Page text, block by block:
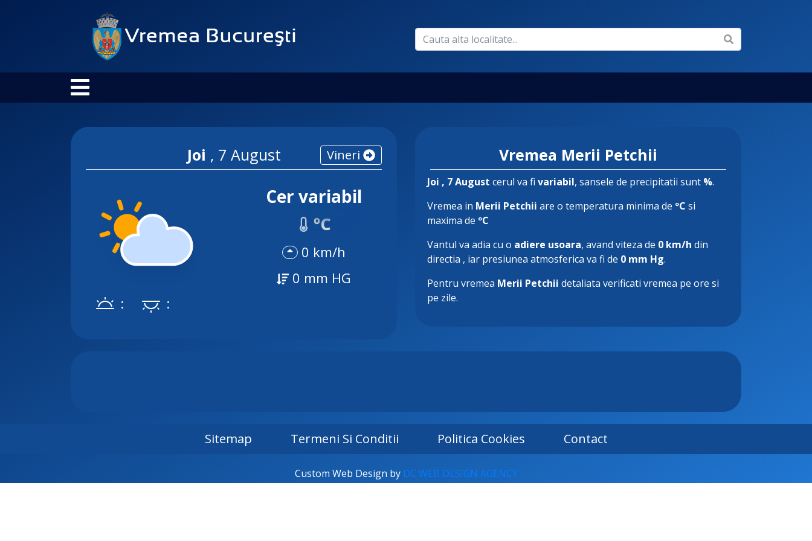
Joi , 7 August Vineri
Cer variabil
ºC
0 km/h
0 mm HG
:
:
Vremea Merii Petchii
Joi , 7 August cerul va fi variabil, sansele de precipitatii sunt %.
Vremea in Merii Petchii are o temperatura minima de ºC si
maxima de ºC
Vantul va adia cu o adiere usoara, avand viteza de 0 km/h din
directia , iar presiunea atmosferica va fi de 0 mm Hg.
Pentru vremea Merii Petchii detaliata verificati vremea pe ore si
pe zile.
Sitemap Termeni Si Conditii Politica Cookies Contact
Custom Web Design by DC WEB DESIGN AGENCY